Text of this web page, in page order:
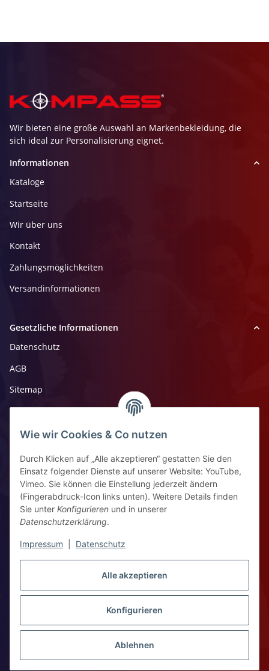
Alle akzeptieren
Konfigurieren
Ablehnen
Wie wir Cookies & Co nutzen
Durch Klicken auf „Alle akzeptieren“ gestatten Sie den
Einsatz folgender Dienste auf unserer Website: YouTube,
Vimeo. Sie können die Einstellung jederzeit ändern
(Fingerabdruck-Icon links unten). Weitere Details finden
Sie unter Konfigurieren und in unserer
Datenschutzerklärung.
Impressum Datenschutz
Wir bieten eine große Auswahl an Markenbekleidung, die
sich ideal zur Personalisierung eignet.
Informationen
Kataloge
Startseite
Wir über uns
Kontakt
Zahlungsmöglichkeiten
Versandinformationen
Gesetzliche Informationen
Datenschutz
AGB
Sitemap
Impressum
Widerrufsrecht
Kontaktinformationen
Ziegelhüttenstr 30, 64832 Babenhausen
+49 6073 7250531
Vertrag widerrufen
* Alle Preise zzgl. gesetzlicher USt., zzgl.Versand
Copyright 2026 © Kompass Workshop
WhatsApp – Click to Chat